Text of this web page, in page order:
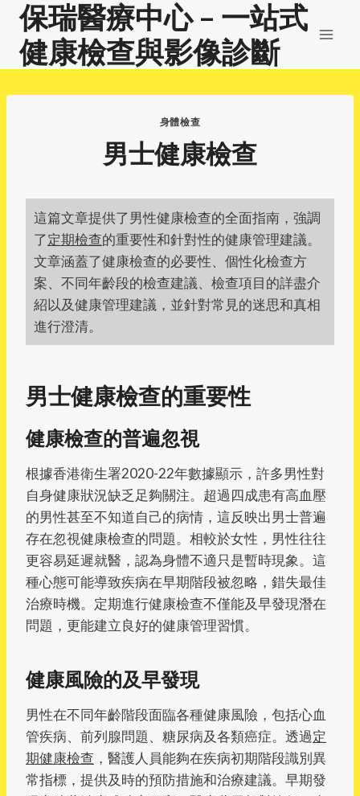
Skip
content
保瑞醫療中心 – 一站式
健康檢查與影像診斷
身體檢查
男士健康檢查
這篇文章提供了男性健康檢查的全面指南，強調
了定期檢查的重要性和針對性的健康管理建議。
文章涵蓋了健康檢查的必要性、個性化檢查方
案、不同年齡段的檢查建議、檢查項目的詳盡介
紹以及健康管理建議，並針對常見的迷思和真相
進行澄清。
男士健康檢查的重要性
健康檢查的普遍忽視
根據香港衛生署2020-22年數據顯示，許多男性對
自身健康狀況缺乏足夠關注。超過四成患有高血壓
的男性甚至不知道自己的病情，這反映出男士普遍
存在忽視健康檢查的問題。相較於女性，男性往往
更容易延遲就醫，認為身體不適只是暫時現象。這
種心態可能導致疾病在早期階段被忽略，錯失最佳
治療時機。定期進行健康檢查不僅能及早發現潛在
問題，更能建立良好的健康管理習慣。
健康風險的及早發現
男性在不同年齡階段面臨各種健康風險，包括心血
管疾病、前列腺問題、糖尿病及各類癌症。透過定
期健康檢查 ，醫護人員能夠在疾病初期階段識別異
常指標，提供及時的預防措施和治療建議。早期發